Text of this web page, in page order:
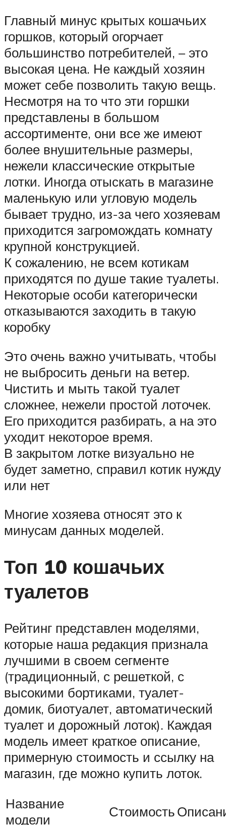
Главный минус крытых кошачьих
горшков, который огорчает
большинство потребителей, – это
высокая цена. Не каждый хозяин
может себе позволить такую вещь.
Несмотря на то что эти горшки
представлены в большом
ассортименте, они все же имеют
более внушительные размеры,
нежели классические открытые
лотки. Иногда отыскать в магазине
маленькую или угловую модель
бывает трудно, из-за чего хозяевам
приходится загромождать комнату
крупной конструкцией.
К сожалению, не всем котикам
приходятся по душе такие туалеты.
Некоторые особи категорически
отказываются заходить в такую
коробку
Это очень важно учитывать, чтобы
не выбросить деньги на ветер.
Чистить и мыть такой туалет
сложнее, нежели простой лоточек.
Его приходится разбирать, а на это
уходит некоторое время.
В закрытом лотке визуально не
будет заметно, справил котик нужду
или нет
Многие хозяева относят это к
минусам данных моделей.
Топ 10 кошачьих
туалетов
Рейтинг представлен моделями,
которые наша редакция признала
лучшими в своем сегменте
(традиционный, с решеткой, с
высокими бортиками, туалет-
домик, биотуалет, автоматический
туалет и дорожный лоток). Каждая
модель имеет краткое описание,
примерную стоимость и ссылку на
магазин, где можно купить лоток.
Название
модели
Стоимость